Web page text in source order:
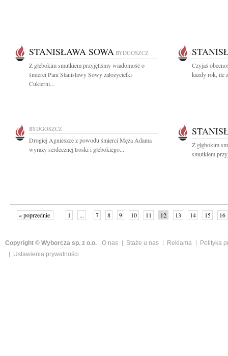
STANISŁAWA SOWA BYDGOSZCZ
Z głębokim smutkiem przyjęliśmy wiadomość o
śmierci Pani Stanisławy Sowy założycielki
Cukierni...
Czyjaś
każdy rok, ile
BYDGOSZCZ
Drogiej Agnieszce z powodu śmierci Męża Adama
wyrazy serdecznej troski i głębokiego...
Z głębokim
smutkiem
« poprzednie 1 ... 7 8 9 10 11 12 13 14 15 16
Copyright © Wyborcza sp. z o.o. O nas Staże u nas Reklama
Polityka
Ustawienia prywatności